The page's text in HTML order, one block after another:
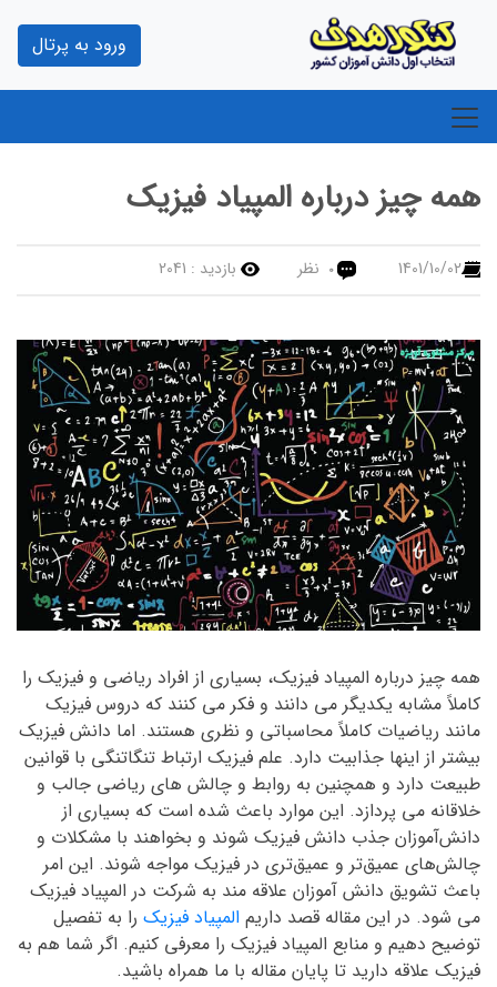
ورود به پرتال
همه چیز درباره المپیاد فیزیک
1401/10/02
0 نظر بازدید : 2041
همه چیز درباره المپیاد فیزیک، بسیاری از افراد ریاضی و فیزیک را
کاملاً مشابه یکدیگر می دانند و فکر می کنند که دروس فیزیک
مانند ریاضیات کاملاً محاسباتی و نظری هستند. اما دانش فیزیک
بیشتر از اینها جذابیت دارد. علم فیزیک ارتباط تنگاتنگی با قوانین
طبیعت دارد و همچنین به روابط و چالش های ریاضی جالب و
خلاقانه می پردازد. این موارد باعث شده است که بسیاری از
دانش‌آموزان جذب دانش فیزیک شوند و بخواهند با مشکلات و
چالش‌های عمیق‌تر و عمیق‌تری در فیزیک مواجه شوند. این امر
باعث تشویق دانش آموزان علاقه مند به شرکت در المپیاد فیزیک
می شود. در این مقاله قصد داریم المپیاد فیزیک را به تفصیل
توضیح دهیم و منابع المپیاد فیزیک را معرفی کنیم. اگر شما هم به
فیزیک علاقه دارید تا پایان مقاله با ما همراه باشید.